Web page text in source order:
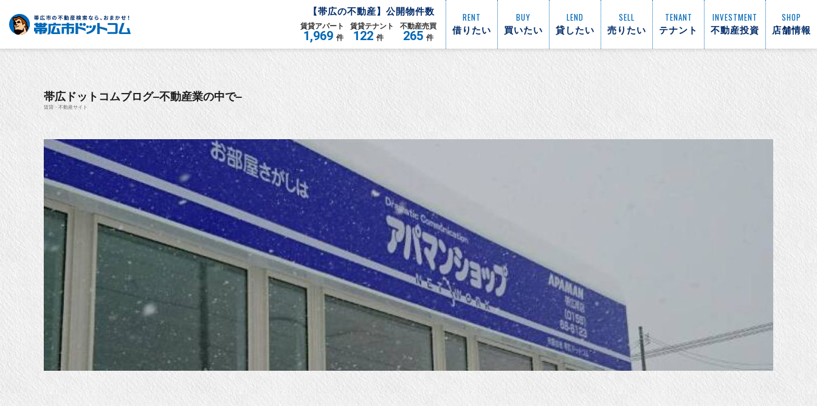
【帯広の不動産】公開物件数
賃貸アパート
1,969 件
賃貸テナント
122 件
不動産売買
265 件
RENT
借りたい
BUY
買いたい
LEND
貸したい
SELL
売りたい
TENANT
テナント
INVESTMENT
不動産投資
SHOP
店舗情報
帯広ドットコムブログ–不動産業の中で–
賃貸・不動産サイト